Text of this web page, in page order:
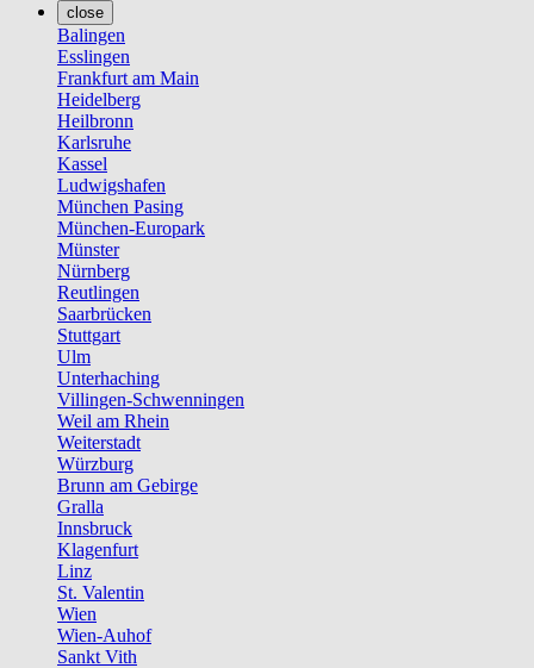
close
Balingen
Esslingen
Frankfurt am Main
Heidelberg
Heilbronn
Karlsruhe
Kassel
Ludwigshafen
München Pasing
München-Europark
Münster
Nürnberg
Reutlingen
Saarbrücken
Stuttgart
Ulm
Unterhaching
Villingen-Schwenningen
Weil am Rhein
Weiterstadt
Würzburg
Brunn am Gebirge
Gralla
Innsbruck
Klagenfurt
Linz
St. Valentin
Wien
Wien-Auhof
Sankt Vith